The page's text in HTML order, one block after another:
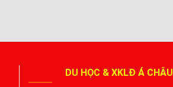
DU HỌC & XKLĐ Á CHÂU